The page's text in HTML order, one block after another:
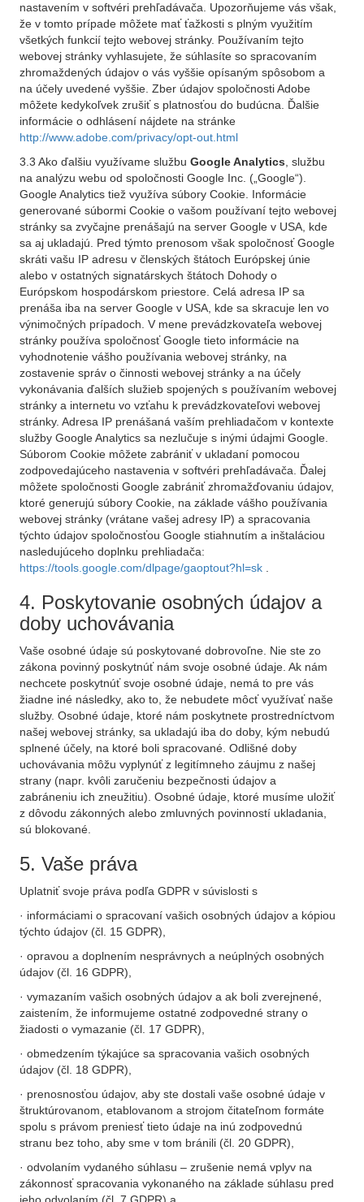
nastavením v softvéri prehľadávača. Upozorňujeme vás však,
že v tomto prípade môžete mať ťažkosti s plným využitím
všetkých funkcií tejto webovej stránky. Používaním tejto
webovej stránky vyhlasujete, že súhlasíte so spracovaním
zhromaždených údajov o vás vyššie opísaným spôsobom a
na účely uvedené vyššie. Zber údajov spoločnosti Adobe
môžete kedykoľvek zrušiť s platnosťou do budúcna. Ďalšie
informácie o odhlásení nájdete na stránke
http://www.adobe.com/privacy/opt-out.html
3.3 Ako ďalšiu využívame službu Google Analytics , službu
na analýzu webu od spoločnosti Google Inc. („Google“).
Google Analytics tiež využíva súbory Cookie. Informácie
generované súbormi Cookie o vašom používaní tejto webovej
stránky sa zvyčajne prenášajú na server Google v USA, kde
sa aj ukladajú. Pred týmto prenosom však spoločnosť Google
skráti vašu IP adresu v členských štátoch Európskej únie
alebo v ostatných signatárskych štátoch Dohody o
Európskom hospodárskom priestore. Celá adresa IP sa
prenáša iba na server Google v USA, kde sa skracuje len vo
výnimočných prípadoch. V mene prevádzkovateľa webovej
stránky používa spoločnosť Google tieto informácie na
vyhodnotenie vášho používania webovej stránky, na
zostavenie správ o činnosti webovej stránky a na účely
vykonávania ďalších služieb spojených s používaním webovej
stránky a internetu vo vzťahu k prevádzkovateľovi webovej
stránky. Adresa IP prenášaná vaším prehliadačom v kontexte
služby Google Analytics sa nezlučuje s inými údajmi Google.
Súborom Cookie môžete zabrániť v ukladaní pomocou
zodpovedajúceho nastavenia v softvéri prehľadávača. Ďalej
môžete spoločnosti Google zabrániť zhromažďovaniu údajov,
ktoré generujú súbory Cookie, na základe vášho používania
webovej stránky (vrátane vašej adresy IP) a spracovania
týchto údajov spoločnosťou Google stiahnutím a inštaláciou
nasledujúceho doplnku prehliadača:
https://tools.google.com/dlpage/gaoptout?hl=sk
4. Poskytovanie osobných údajov a
doby uchovávania
Vaše osobné údaje sú poskytované dobrovoľne. Nie ste zo
zákona povinný poskytnúť nám svoje osobné údaje. Ak nám
nechcete poskytnúť svoje osobné údaje, nemá to pre vás
žiadne iné následky, ako to, že nebudete môcť využívať naše
služby. Osobné údaje, ktoré nám poskytnete prostredníctvom
našej webovej stránky, sa ukladajú iba do doby, kým nebudú
splnené účely, na ktoré boli spracované. Odlišné doby
uchovávania môžu vyplynúť z legitímneho záujmu z našej
strany (napr. kvôli zaručeniu bezpečnosti údajov a
zabráneniu ich zneužitiu). Osobné údaje, ktoré musíme uložiť
z dôvodu zákonných alebo zmluvných povinností ukladania,
sú blokované.
5. Vaše práva
Uplatniť svoje práva podľa GDPR v súvislosti s
· informáciami o spracovaní vašich osobných údajov a kópiou
týchto údajov (čl. 15 GDPR),
· opravou a doplnením nesprávnych a neúplných osobných
údajov (čl. 16 GDPR),
· vymazaním vašich osobných údajov a ak boli zverejnené,
zaistením, že informujeme ostatné zodpovedné strany o
žiadosti o vymazanie (čl. 17 GDPR),
· obmedzením týkajúce sa spracovania vašich osobných
údajov (čl. 18 GDPR),
· prenosnosťou údajov, aby ste dostali vaše osobné údaje v
štruktúrovanom, etablovanom a strojom čitateľnom formáte
spolu s právom preniesť tieto údaje na inú zodpovednú
stranu bez toho, aby sme v tom bránili (čl. 20 GDPR),
· odvolaním vydaného súhlasu – zrušenie nemá vplyv na
zákonnosť spracovania vykonaného na základe súhlasu pred